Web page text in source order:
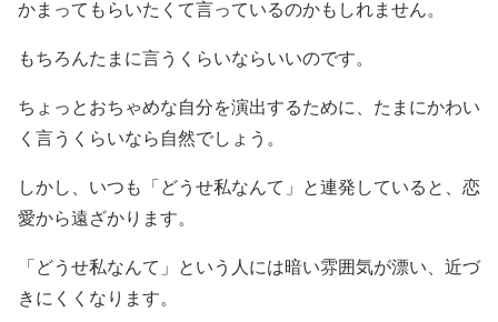
かまってもらいたくて言っているのかもしれません。
もちろんたまに言うくらいならいいのです。
ちょっとおちゃめな自分を演出するために、たまにかわい
く言うくらいなら自然でしょう。
しかし、いつも「どうせ私なんて」と連発していると、恋
愛から遠ざかります。
「どうせ私なんて」という人には暗い雰囲気が漂い、近づ
きにくくなります。